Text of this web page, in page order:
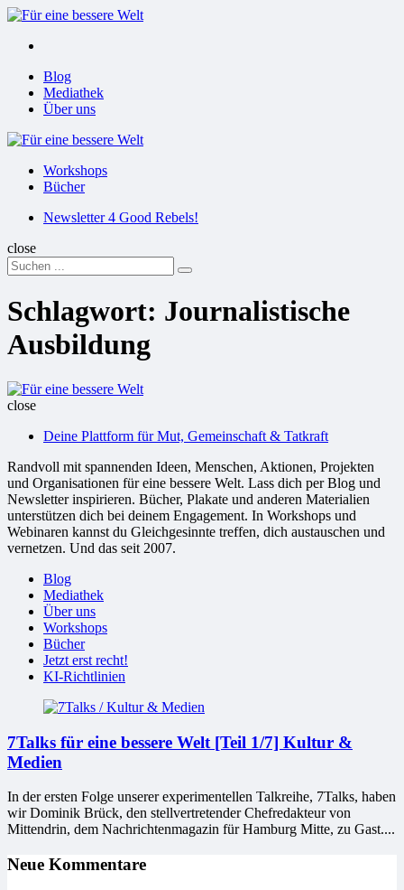
Menu
Menu
Blog
Mediathek
Über uns
Für
Workshops
Bücher
SuchenNewsletter 4 Good Rebels!
close
Search
for:
Suchen
Schlagwort: Journalistische
Ausbildung
Für
Welt
close
Deine Plattform für Mut, Gemeinschaft & Tatkraft
Randvoll mit spannenden Ideen, Menschen, Aktionen, Projekten
und Organisationen für eine bessere Welt. Lass dich per Blog und
Newsletter inspirieren. Bücher, Plakate und anderen Materialien
unterstützen dich bei deinem Engagement. In Workshops und
Webinaren kannst du Gleichgesinnte treffen, dich austauschen und
vernetzen. Und das seit 2007.
Blog
Mediathek
Über uns
Workshops
Bücher
Jetzt erst recht!
KI-Richtlinien
7Talks für eine bessere Welt [Teil 1/7] Kultur &
Medien
In der ersten Folge unserer experimentellen Talkreihe, 7Talks, haben
wir Dominik Brück, den stell­ver­tre­ten­der Chef­re­dak­teur von
Mittendrin, dem Nachrichtenmagazin für Hamburg Mitte, zu Gast....
Neue Kommentare